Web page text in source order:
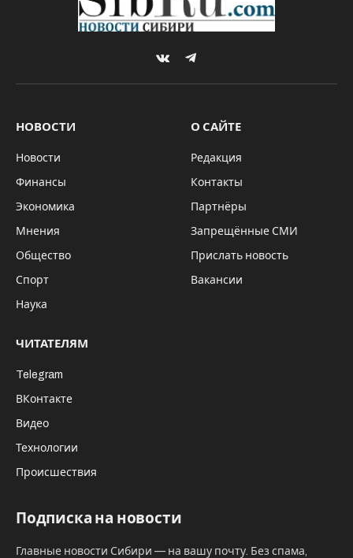
“На данный момент невозможно
полностью восстановить энергосистему
Украины. Графики отключений
заявил президент страны Владимир
Зеленский.
Как сообщает
поставки, так и генерация электричества.
всей энергосистемы не может быть и речи.